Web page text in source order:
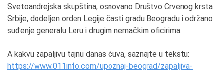
Svetoandrejska skupština, osnovano Društvo Crvenog krsta
Srbije, dodeljen orden Legije časti gradu Beogradu i održano
suđenje generalu Leru i drugim nemačkim oficirima.
A kakvu zapaljivu tajnu danas čuva, saznajte u tekstu:
https://www.011info.com/upoznaj-beograd/zapaljiva-